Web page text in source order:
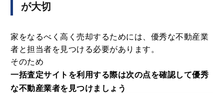
が大切
家をなるべく高く売却するためには、優秀な不動産業
者と担当者を見つける必要があります。
そのため
一括査定サイトを利用する際は次の点を確認して優秀
な不動産業者を見つけましょう